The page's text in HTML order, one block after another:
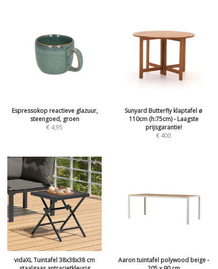
Espressokop reactieve glazuur,
steengoed, groen
€4,95
Sunyard Butterfly klaptafel ø
110cm (h:75cm) - Laagste
prijsgarantie!
€400
vidaXL Tuintafel 38x38x38 cm
Aaron tuintafel polywood beige -